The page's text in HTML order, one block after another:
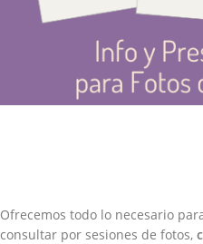
Ofrecemos todo lo necesario
consultar por sesiones de fotos,